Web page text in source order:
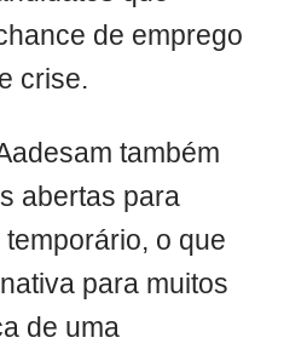
de emprego
crise.
também
abertas para
o que
para muitos
de uma